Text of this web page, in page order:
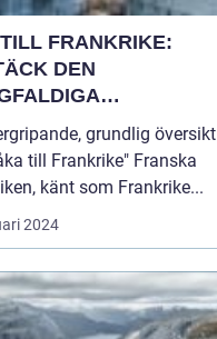
FRANKRIKE:
DEN
grundlig översikt
till Frankrike" Franska
känt som Frankrike...
2024